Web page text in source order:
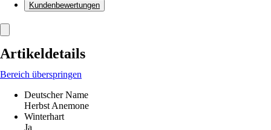
Kundenbewertungen
Artikeldetails
Bereich überspringen
Deutscher Name
Herbst Anemone
Winterhart
Ja